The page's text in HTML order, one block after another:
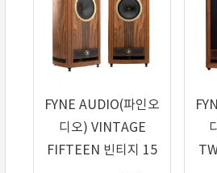
FYNE AUDIO(파인오
디오) VINTAGE
FIFTEEN 빈티지 15